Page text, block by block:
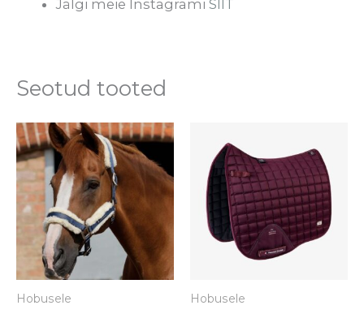
Jälgi meie InstagramiSIIT
Seotud tooted
Hobusele
Sellel
tootel
on
mitu
varianti.
saab
tehaHobusele